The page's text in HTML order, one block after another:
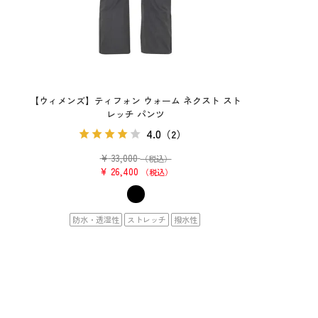
【ウィメンズ】ティフォン ウォーム ネクスト スト
レッチ パンツ
4.0（2）
¥ 33,000 （税込）
¥ 26,400 税込
防水・透湿性 ストレッチ 撥水性